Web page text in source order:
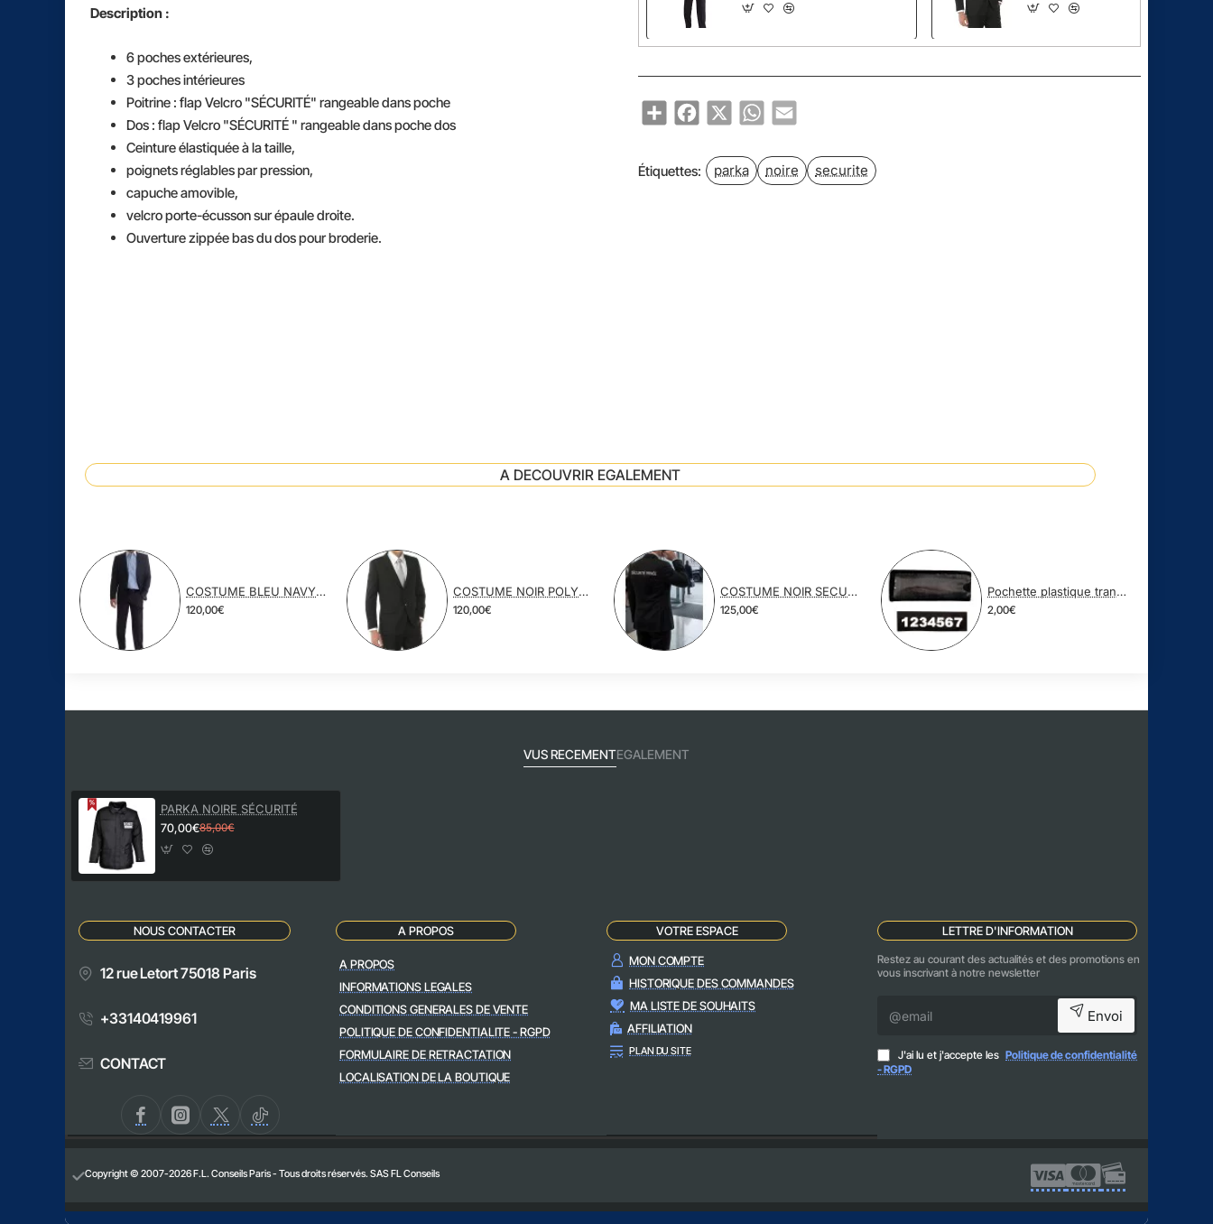
Description :
6 poches extérieures,
3 poches intérieures
Poitrine : flap Velcro "SÉCURITÉ" rangeable dans poche
Dos : flap Velcro "SÉCURITÉ " rangeable dans poche dos
Ceinture élastiquée à la taille,
poignets réglables par pression,
capuche amovible,
velcro porte-écusson sur épaule droite.
Ouverture zippée bas du dos pour broderie.
ShareFacebook
X WhatsApp
Email
Étiquettes: parka noire securite
A DECOUVRIR EGALEMENT
COSTUME BLEU NAVY POLYESTER VISCOSE
120,00€
COSTUME NOIR POLYESTER VISCOSE
120,00€
COSTUME NOIR SECURITE PRIVEE
125,00€
Pochette plastique transparente avec NUB
2,00€
VUS RECEMENTEGALEMENT
PARKA NOIRE SÉCURITÉ
70,00€85,00€
NOUS CONTACTER
12 rue Letort 75018 Paris
+33140419961
CONTACT
A PROPOS
A PROPOS
INFORMATIONS LEGALES
CONDITIONS GENERALES DE VENTE
POLITIQUE DE CONFIDENTIALITE - RGPD
FORMULAIRE DE RETRACTATION
LOCALISATION DE LA BOUTIQUE
VOTRE ESPACE
MON COMPTE
HISTORIQUE DES COMMANDES
MA LISTE DE SOUHAITS
AFFILIATION
PLAN DU SITE
LETTRE D'INFORMATION
Restez au courant des actualités et des promotions en
vous inscrivant à notre newsletter
Envoi
J'ai lu et j'accepte les Politique de confidentialité
- RGPD
Copyright © 2007-2026 F.L. Conseils Paris - Tous droits réservés. SAS FL Conseils